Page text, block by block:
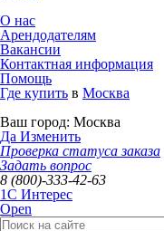
О нас
Арендодателям
Вакансии
Контактная информация
Помощь
Где купить в Москва
Ваш город: Москва
Да Изменить
Проверка статуса заказа
Задать вопрос
8 (800)-333-42-63
1C Интерес
Open